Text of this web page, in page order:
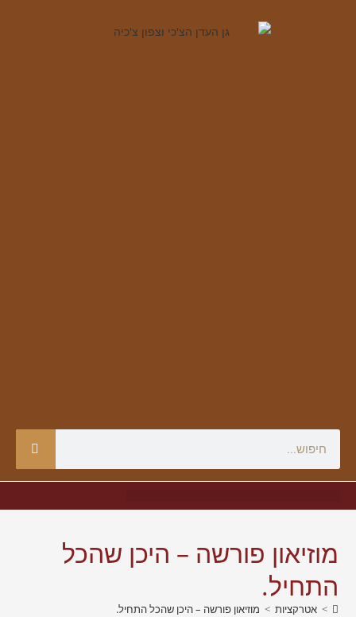
מוזיאון פורשה – היכן שהכל
התחיל.
> אטרקציות > מוזיאון פורשה – היכן שהכל התחיל.